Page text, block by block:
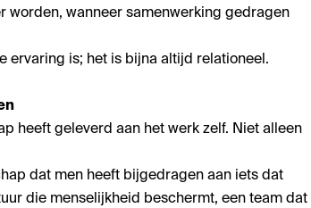
worden, wanneer samenwerking gedragen
ervaring is; het is bijna altijd relationeel.
heeft geleverd aan het werk zelf. Niet alleen
dat men heeft bijgedragen aan iets dat
die menselijkheid beschermt, een team dat